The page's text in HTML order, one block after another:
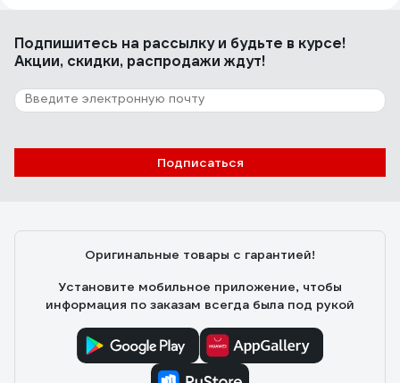
Очень качественно сшито! Концы лент обработаны!
страховочный амортизатор, только будет ли он
плюсом, если высота скажем 3 метра. Но для большой
1 отзыв
привязи Спрут VPK-13
Подпишитесь на рассылкуи будьте в курсе!
Акции, скидки, распродажи ждут!
Подписаться
Оригинальные товары с гарантией!
Установите мобильное приложение, чтобы
информация по заказам всегда была под рукой